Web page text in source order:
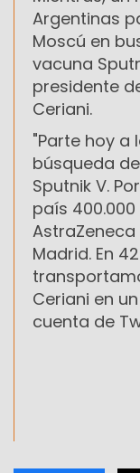
Argentinas
Moscú en
vacuna
presidente
Ceriani.
"Parte hoy a
búsqueda
Sputnik V.
país
Madrid. En
Ceriani en
cuenta de